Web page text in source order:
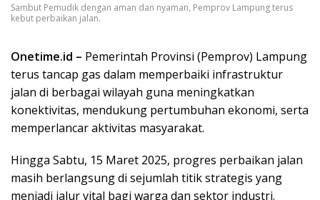
Sambut Pemudik dengan aman dan nyaman, Pemprov Lampung terus
kebut perbaikan jalan.
Onetime.id – Pemerintah Provinsi (Pemprov) Lampung
terus tancap gas dalam memperbaiki infrastruktur
jalan di berbagai wilayah guna meningkatkan
konektivitas, mendukung pertumbuhan ekonomi, serta
memperlancar aktivitas masyarakat.
Hingga Sabtu, 15 Maret 2025, progres perbaikan jalan
masih berlangsung di sejumlah titik strategis yang
menjadi jalur vital bagi warga dan sektor industri.